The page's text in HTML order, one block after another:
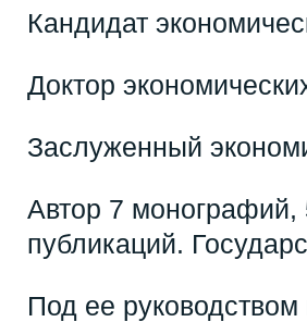
Кандидат
Доктор
Заслуженный
Автор 7
публикаций.
Под ее руководством